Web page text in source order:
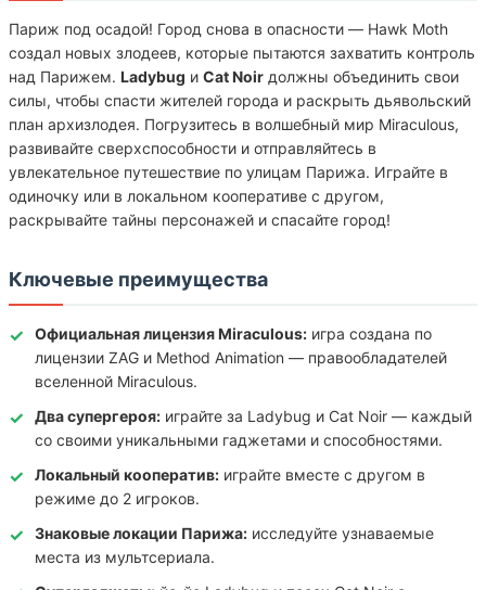
Париж под осадой! Город снова в опасности — Hawk Moth
создал новых злодеев, которые пытаются захватить контроль
над Парижем. Ladybug и Cat Noir должны объединить свои
силы, чтобы спасти жителей города и раскрыть дьявольский
план архизлодея. Погрузитесь в волшебный мир Miraculous,
развивайте сверхспособности и отправляйтесь в
увлекательное путешествие по улицам Парижа. Играйте в
одиночку или в локальном кооперативе с другом,
раскрывайте тайны персонажей и спасайте город!
Ключевые преимущества
Официальная лицензия Miraculous: игра создана по
лицензии ZAG и Method Animation — правообладателей
вселенной Miraculous.
Два супергероя: играйте за Ladybug и Cat Noir — каждый
со своими уникальными гаджетами и способностями.
Локальный кооператив: играйте вместе с другом в
режиме до 2 игроков.
Знаковые локации Парижа: исследуйте узнаваемые
места из мультсериала.